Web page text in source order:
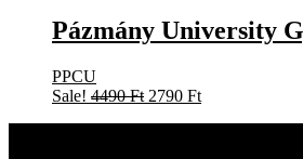
Pázmány University
PPCU
Sale! 4490Ft Original
2790 FtCurrent